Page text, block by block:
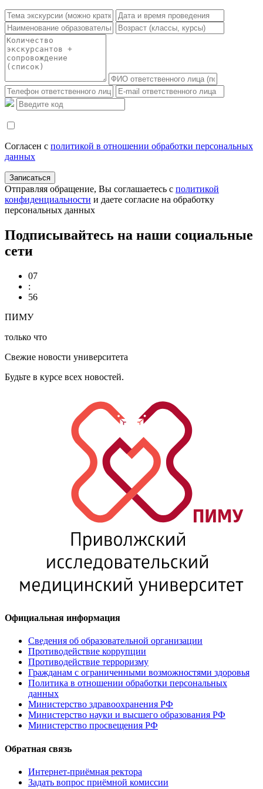
Согласен с политикой в отношении обработки персональных
данных
Записаться
Отправляя обращение, Вы соглашаетесь с политикой
конфиденциальности и даете согласие на обработку
персональныx данных
Подписывайтесь на наши социальные
сети
07
:
56
ПИМУ
только что
Свежие новости университета
Будьте в курсе всех новостей.
Официальная информация
Сведения об образовательной организации
Противодействие коррупции
Противодействие терроризму
Гражданам с ограниченными возможностями здоровья
Политика в отношении обработки персональных
данных
Министерство здравоохранения РФ
Министерство науки и высшего образования РФ
Министерство просвещения РФ
Обратная связь
Интернет-приёмная ректора
Задать вопрос приёмной комиссии